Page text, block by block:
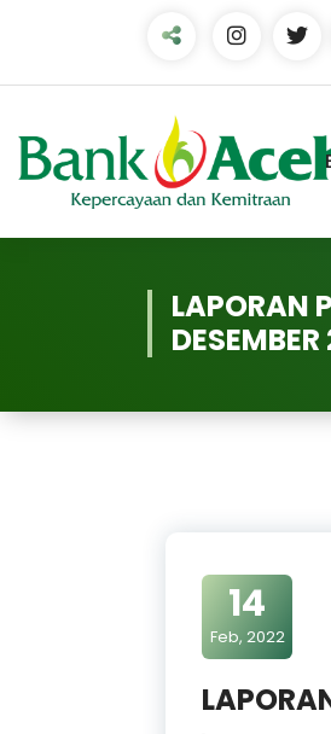
LAPORAN
14
Feb, 2022